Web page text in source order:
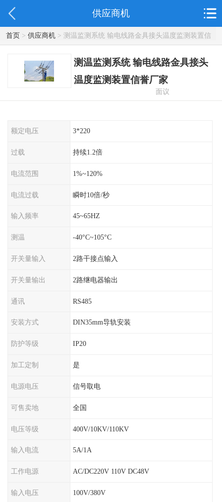
供应商机
首页> 供应商机> 测温监测系统 输电线路金具接头温度监测装置信
誉厂家
测温监测系统 输电线路金具接头
温度监测装置信誉厂家
面议
额定电压 3*220
过载 持续1.2倍
电流范围 1%~120%
电流过载 瞬时10倍/秒
输入频率 45~65HZ
测温 -40°C~105°C
开关量输入 2路干接点输入
开关量输出 2路继电器输出
通讯 RS485
安装方式 DIN35mm导轨安装
防护等级 IP20
加工定制 是
电源电压 信号取电
可售卖地 全国
电压等级 400V/10KV/110KV
输入电流 5A/1A
工作电源 AC/DC220V 110V DC48V
输入电压 100V/380V